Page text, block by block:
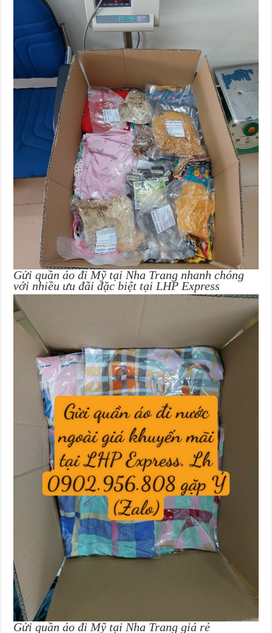
Gửi quần áo đi Mỹ tại Nha Trang nhanh chóng
với nhiều ưu đãi đặc biệt tại LHP Express
Gửi quần áo đi Mỹ tại Nha Trang giá rẻ